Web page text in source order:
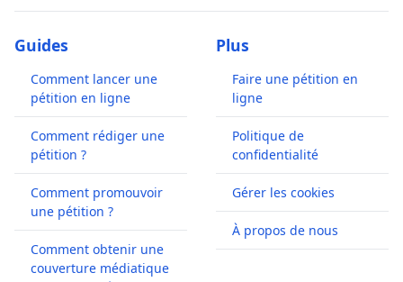
Guides
Comment lancer une
pétition en ligne
Comment rédiger une
pétition ?
Comment promouvoir
une pétition ?
Comment obtenir une
couverture médiatique
Plus
Faire une pétition en
ligne
Politique de
confidentialité
Gérer les cookies
À propos de nous